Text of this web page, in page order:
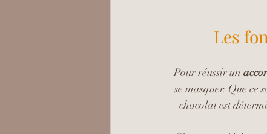
Les
Pour réussir un
se masquer. Que ce
chocolat est